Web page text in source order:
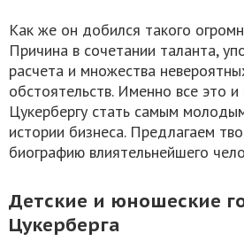
Как же он добился такого
Причина в сочетании таланта,
расчета и множества
обстоятельств. Именно все это
Цукербергу стать самым
истории бизнеса. Предлагаем
биографию влиятельнейшего
Детские и юношеские
Цукерберга